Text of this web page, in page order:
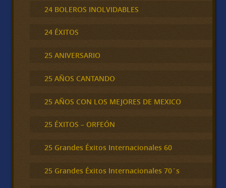
24 BOLEROS INOLVIDABLES
24 ÉXITOS
25 ANIVERSARIO
25 AÑOS CANTANDO
25 AÑOS CON LOS MEJORES DE MEXICO
25 ÉXITOS – ORFEÓN
25 Grandes Éxitos Internacionales 60
25 Grandes Éxitos Internacionales 70´s